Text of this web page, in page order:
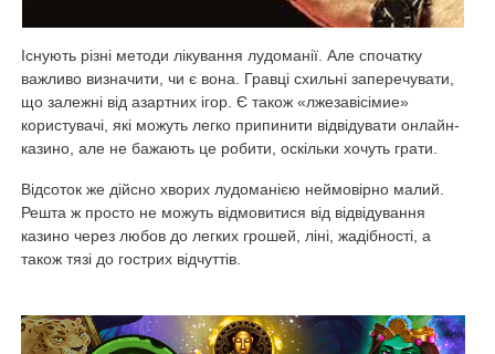
Існують різні методи лікування лудоманії. Але спочатку
важливо визначити, чи є вона. Гравці схильні заперечувати,
що залежні від азартних ігор. Є також «лжезавісімие»
користувачі, які можуть легко припинити відвідувати онлайн-
казино, але не бажають це робити, оскільки хочуть грати.
Відсоток же дійсно хворих лудоманією неймовірно малий.
Решта ж просто не можуть відмовитися від відвідування
казино через любов до легких грошей, ліні, жадібності, а
також тязі до гострих відчуттів.